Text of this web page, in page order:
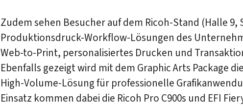
Zudem sehen Besucher auf dem Ricoh-Stand (Halle 9,
Produktionsdruck-Workflow-Lösungen des
Web-to-Print, personalisiertes Drucken und
Ebenfalls gezeigt wird mit dem Graphic Arts Package
High-Volume-Lösung für professionelle
Einsatz kommen dabei die Ricoh Pro C900s und EFI